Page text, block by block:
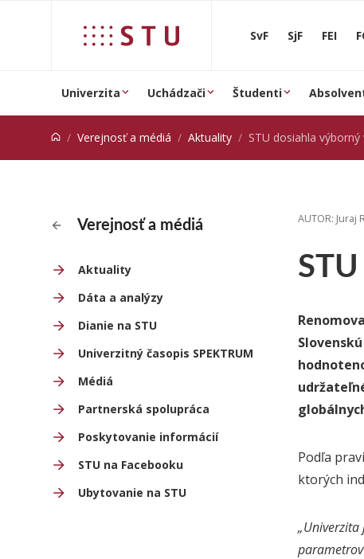
SvF SjF FEI
Univerzita Uchádzači Študenti
Verejnosť a médiá Aktuality STU dosiahla výborný
Verejnosť a médiá
Aktuality
Dáta a analýzy
Dianie na STU
Univerzitný časopis SPEKTRUM
Médiá
Partnerská spolupráca
Poskytovanie informácií
STU na Facebooku
Ubytovanie na STU
AUTOR: Juraj
Podľa
ktorých